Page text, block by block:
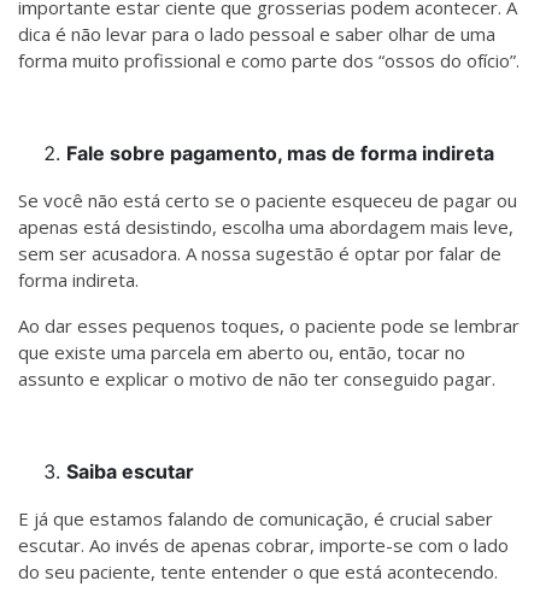
importante estar ciente que grosserias podem acontecer. A
dica é não levar para o lado pessoal e saber olhar de uma
forma muito profissional e como parte dos “ossos do ofício”.
Fale sobre pagamento, mas de forma indireta
Se você não está certo se o paciente esqueceu de pagar ou
apenas está desistindo, escolha uma abordagem mais leve,
sem ser acusadora. A nossa sugestão é optar por falar de
forma indireta.
Ao dar esses pequenos toques, o paciente pode se lembrar
que existe uma parcela em aberto ou, então, tocar no
assunto e explicar o motivo de não ter conseguido pagar.
Saiba escutar
E já que estamos falando de comunicação, é crucial saber
escutar. Ao invés de apenas cobrar, importe-se com o lado
do seu paciente, tente entender o que está acontecendo.